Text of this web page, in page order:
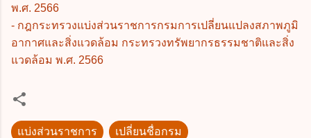
พ.ศ. 2566
- กฎกระทรวงแบ่งส่วนราชการกรมการเปลี่ยนแปลงสภาพภูมิ
อากาศและสิ่งแวดล้อม กระทรวงทรัพยากรธรรมชาติและสิ่ง
แวดล้อม พ.ศ. 2566
แบ่งส่วนราชการ เปลี่ยนชื่อกรม